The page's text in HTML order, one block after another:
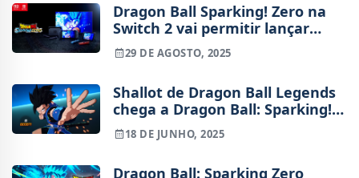
Dragon Ball Sparking! Zero na
Switch 2 vai permitir lançar
Kamehameha com as mãos
29 DE AGOSTO, 2025
Shallot de Dragon Ball Legends
chega a Dragon Ball: Sparking!
ZERO como DLC no final de
junho
18 DE JUNHO, 2025
Dragon Ball: Sparking Zero